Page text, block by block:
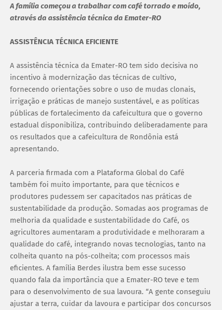
A família começou a trabalhar com café torrado e moído,
através da assistência técnica da Emater-RO
ASSISTÊNCIA TÉCNICA EFICIENTE
A assistência técnica da Emater-RO tem sido decisiva no
incentivo à modernização das técnicas de cultivo,
fornecendo orientações sobre o uso de mudas clonais,
irrigação e práticas de manejo sustentável, e as políticas
públicas de fortalecimento da cafeicultura que o governo
estadual disponibiliza, contribuindo deliberadamente para
os resultados que a cafeicultura de Rondônia está
apresentando.
A parceria firmada com a Plataforma Global do Café
também foi muito importante, para que técnicos e
produtores pudessem ser capacitados nas práticas de
sustentabilidade da produção. Somadas aos programas de
melhoria da qualidade e sustentabilidade do Café, os
agricultores aumentaram a produtividade e melhoraram a
qualidade do café, integrando novas tecnologias, tanto na
colheita quanto na pós-colheita; com processos mais
eficientes. A família Berdes ilustra bem esse sucesso
quando fala da importância que a Emater-RO teve e tem
para o desenvolvimento de sua lavoura. “A gente conseguiu
ajustar a terra, cuidar da lavoura e participar dos concursos